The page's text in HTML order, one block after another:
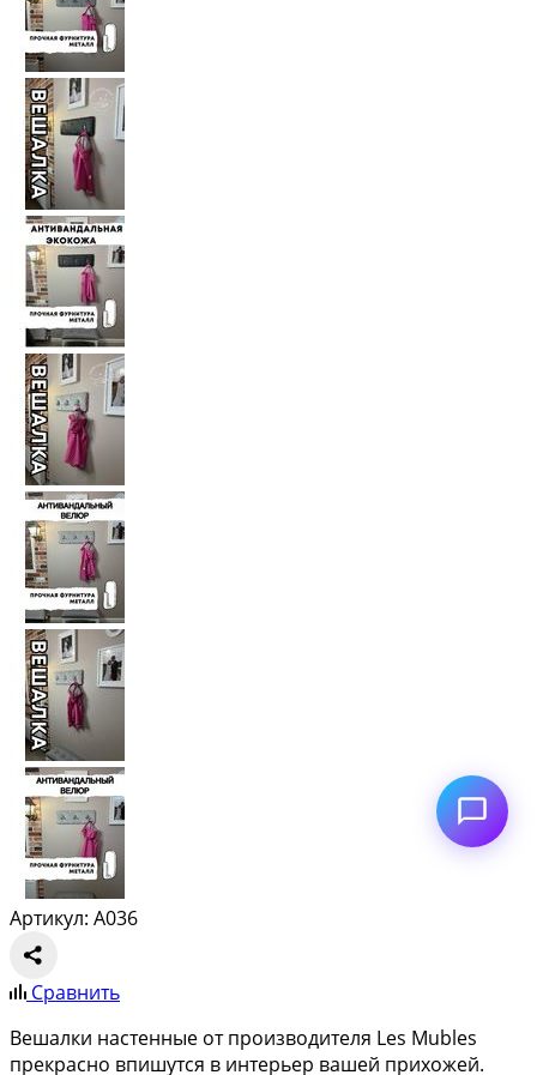
Артикул: A036
Сравнить
Вешалки настенные от производителя Les Mubles
прекрасно впишутся в интерьер вашей прихожей.